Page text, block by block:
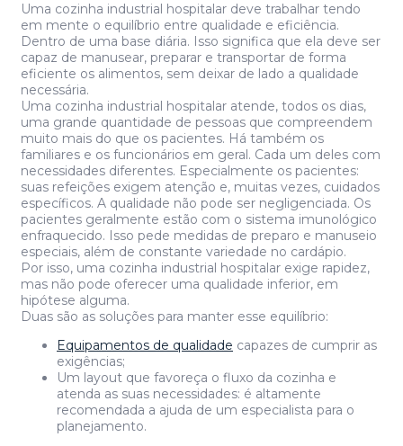
Uma cozinha industrial hospitalar deve trabalhar tendo
em mente o equilíbrio entre qualidade e eficiência.
Dentro de uma base diária. Isso significa que ela deve ser
capaz de manusear, preparar e transportar de forma
eficiente os alimentos, sem deixar de lado a qualidade
necessária.
Uma cozinha industrial hospitalar atende, todos os dias,
uma grande quantidade de pessoas que compreendem
muito mais do que os pacientes. Há também os
familiares e os funcionários em geral. Cada um deles com
necessidades diferentes. Especialmente os pacientes:
suas refeições exigem atenção e, muitas vezes, cuidados
específicos. A qualidade não pode ser negligenciada. Os
pacientes geralmente estão com o sistema imunológico
enfraquecido. Isso pede medidas de preparo e manuseio
especiais, além de constante variedade no cardápio.
Por isso, uma cozinha industrial hospitalar exige rapidez,
mas não pode oferecer uma qualidade inferior, em
hipótese alguma.
Duas são as soluções para manter esse equilíbrio:
Equipamentos de qualidade capazes de cumprir as
exigências;
Um layout que favoreça o fluxo da cozinha e
atenda as suas necessidades: é altamente
recomendada a ajuda de um especialista para o
planejamento.